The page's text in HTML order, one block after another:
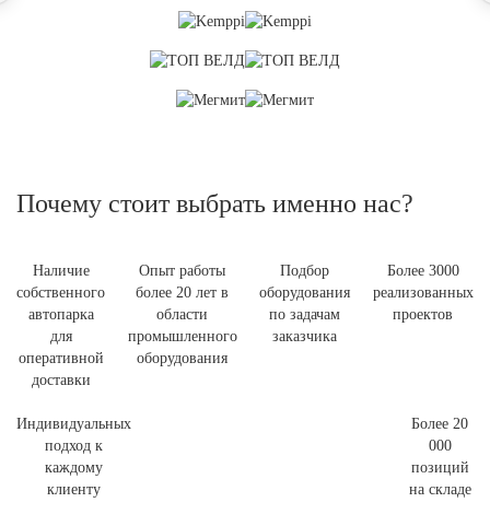
Почему стоит выбрать именно нас?
Наличие
собственного
автопарка
для
оперативной
доставки
Опыт работы
более 20 лет в
области
промышленного
оборудования
Подбор
оборудования
по задачам
заказчика
Более 3000
реализованных
проектов
Индивидуальных
подход к
каждому
клиенту
Более 20
000
позиций
на складе